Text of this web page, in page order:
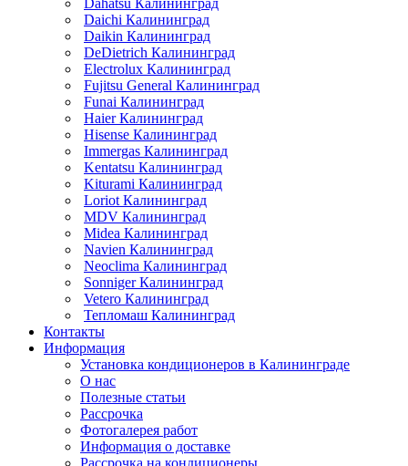
Daichi Калининград
Daikin Калининград
DeDietrich Калининград
Electrolux Калининград
Fujitsu General Калининград
Funai Калининград
Haier Калининград
Hisense Калининград
Immergas Калининград
Kentatsu Калининград
Kiturami Калининград
Loriot Калининград
MDV Калининград
Midea Калининград
Navien Калининград
Neoclima Калининград
Sonniger Калининград
Vetero Калининград
Тепломаш Калининград
Контакты
Информация
Установка кондиционеров в Калининграде
О нас
Полезные статьи
Рассрочка
Фотогалерея работ
Информация о доставке
Рассрочка на кондиционеры